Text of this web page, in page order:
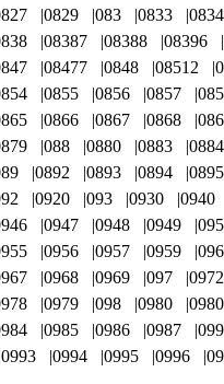
0829 083 0833 0834
08387 08388 08396
08477 0848 08512
0855 0856 0857
0866 0867 0868
088 0880 0883 0884
0892 0893 0894 0895
0920 093 0930 0940
0947 0948 0949 095
0956 0957 0959 096
0968 0969 097 0972
0979 098 0980
0985 0986 0987 099
0993 0994 0995 0996